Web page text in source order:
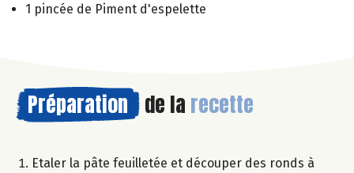
1 pincée de Piment d'espelette
Préparation de la recette
Etaler la pâte feuilletée et découper des ronds à